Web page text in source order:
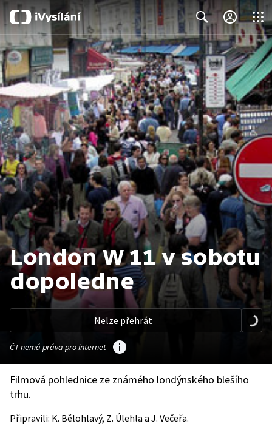
Search Close
London W 11 v sobotu
dopoledne
Nelze přehrát
ČT nemá práva pro internet
Filmová pohlednice ze známého londýnského blešího
trhu.
Připravili: K. Bělohlavý, Z. Úlehla a J. Večeřa.